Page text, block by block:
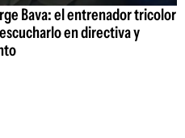
Bava: el entrenador tricolor
en directiva y